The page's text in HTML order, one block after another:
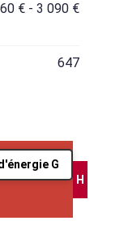
€ - 3 090 €
647
G
H